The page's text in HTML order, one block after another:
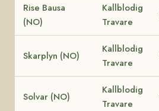
Rise Bausa
(NO)
Kallblodig
Travare
Skarplyn (NO)
Kallblodig
Travare
Solvar (NO)
Kallblodig
Travare